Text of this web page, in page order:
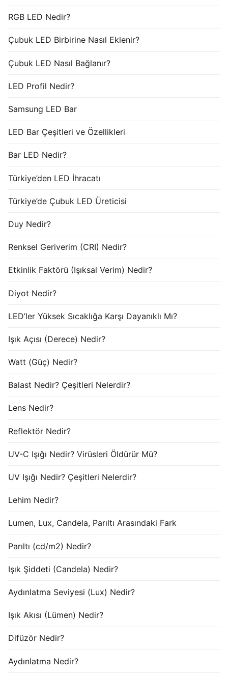
RGB LED Nedir?
Çubuk LED Birbirine Nasıl Eklenir?
Çubuk LED Nasıl Bağlanır?
LED Profil Nedir?
Samsung LED Bar
LED Bar Çeşitleri ve Özellikleri
Bar LED Nedir?
Türkiye’den LED İhracatı
Türkiye’de Çubuk LED Üreticisi
Duy Nedir?
Renksel Geriverim (CRI) Nedir?
Etkinlik Faktörü (Işıksal Verim) Nedir?
Diyot Nedir?
LED’ler Yüksek Sıcaklığa Karşı Dayanıklı Mı?
Işık Açısı (Derece) Nedir?
Watt (Güç) Nedir?
Balast Nedir? Çeşitleri Nelerdir?
Lens Nedir?
Reflektör Nedir?
UV-C Işığı Nedir? Virüsleri Öldürür Mü?
UV Işığı Nedir? Çeşitleri Nelerdir?
Lehim Nedir?
Lumen, Lux, Candela, Parıltı Arasındaki Fark
Parıltı (cd/m2) Nedir?
Işık Şiddeti (Candela) Nedir?
Aydınlatma Seviyesi (Lux) Nedir?
Işık Akısı (Lümen) Nedir?
Difüzör Nedir?
Aydınlatma Nedir?